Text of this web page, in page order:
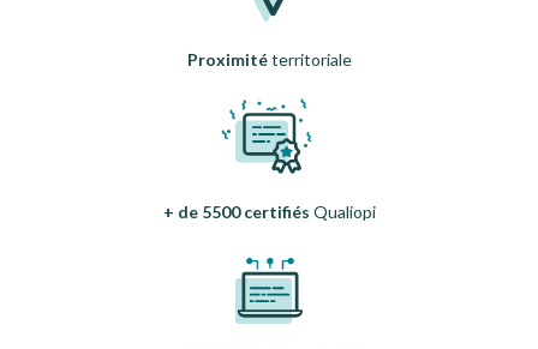
+ de 5500 certifiés Qualiopi
Proximitéterritoriale